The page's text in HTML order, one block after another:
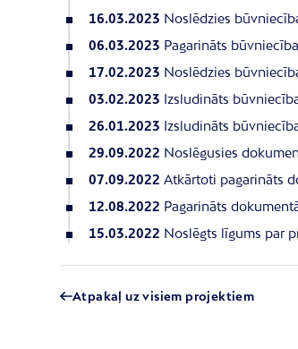
16.03.2023 Noslēdzies
06.03.2023 Pagarināts
17.02.2023 Noslēdzies
03.02.2023 Izsludināts
26.01.2023 Izsludināts
29.09.2022 Noslēgusies
07.09.2022 Atkārtoti pagarināts
12.08.2022 Pagarināts
15.03.2022 Noslēgts līgums par
Atpakaļ uz visiem projektiem